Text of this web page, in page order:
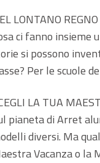
LONTANO
ci fanno insieme
si possono
Per le scuole
LA TUA
pianeta di Arret
diversi. Ma
Vacanza o la